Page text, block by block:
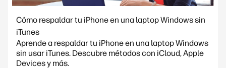
Cómo respaldar tu iPhone en una laptop Windows sin
iTunes
Aprende a respaldar tu iPhone en una laptop Windows
sin usar iTunes. Descubre métodos con iCloud, Apple
Devices y más.